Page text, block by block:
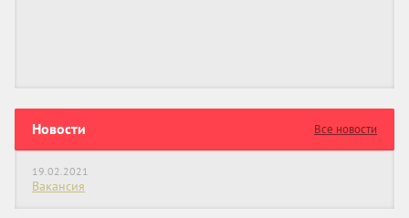
Новости Все новости
19.02.2021
Вакансия